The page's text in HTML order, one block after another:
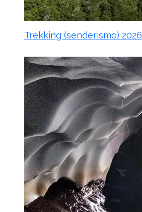
Trekking (senderismo) 2026